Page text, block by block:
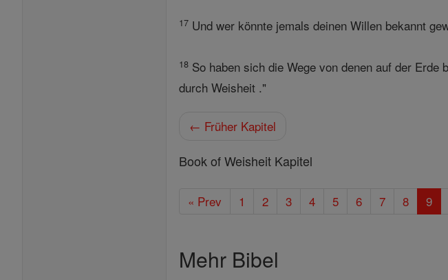
17 Und wer könnte jemals deinen Willen bekannt
18 So haben sich die Wege von denen auf der
durch Weisheit ."
← Früher Kapitel
Book of Weisheit Kapitel
« Prev 1 2 3 4 5 6 7 8 9
Mehr Bibel